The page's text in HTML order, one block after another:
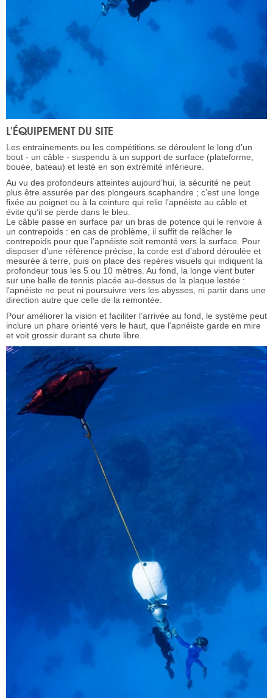
L'ÉQUIPEMENT DU SITE
Les entrainements ou les compétitions se déroulent le long d’un
bout - un câble - suspendu à un support de surface (plateforme,
bouée, bateau) et lesté en son extrémité inférieure.
Au vu des profondeurs atteintes aujourd’hui, la sécurité ne peut
plus être assurée par des plongeurs scaphandre ; c’est une longe
fixée au poignet ou à la ceinture qui relie l’apnéiste au câble et
évite qu’il se perde dans le bleu.
Le câble passe en surface par un bras de potence qui le renvoie à
un contrepoids : en cas de problème, il suffit de relâcher le
contrepoids pour que l’apnéiste soit remonté vers la surface. Pour
disposer d’une référence précise, la corde est d’abord déroulée et
mesurée à terre, puis on place des repères visuels qui indiquent la
profondeur tous les 5 ou 10 mètres. Au fond, la longe vient buter
sur une balle de tennis placée au-dessus de la plaque lestée :
l’apnéiste ne peut ni poursuivre vers les abysses, ni partir dans une
direction autre que celle de la remontée.
Pour améliorer la vision et faciliter l’arrivée au fond, le système peut
inclure un phare orienté vers le haut, que l’apnéiste garde en mire
et voit grossir durant sa chute libre.